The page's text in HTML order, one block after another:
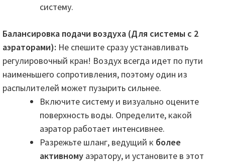
систему.
Балансировка подачи воздуха (Для системы с 2
аэраторами): Не спешите сразу устанавливать
регулировочный кран! Воздух всегда идет по пути
наименьшего сопротивления, поэтому один из
распылителей может пузырить сильнее.
Включите систему и визуально оцените
поверхность воды. Определите, какой
аэратор работает интенсивнее.
Разрежьте шланг, ведущий к более
активному аэратору, и установите в этот